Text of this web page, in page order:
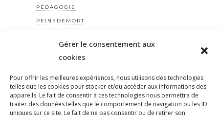
Gérer le consentement aux
cookies
Pour offrir les meilleures expériences, nous utilisons des technologies
telles que les cookies pour stocker et/ou accéder aux informations des
appareils. Le fait de consentir à ces technologies nous permettra de
traiter des données telles que le comportement de navigation ou les ID
uniques sur ce site. Le fait de ne pas consentir ou de retirer son
PÉDAGOGIE
PEINEDEMORT
PERROS-GUIRREC
PETAIN
PÉTITION
PÉTITIONYADAN
PEUPLE JUIF